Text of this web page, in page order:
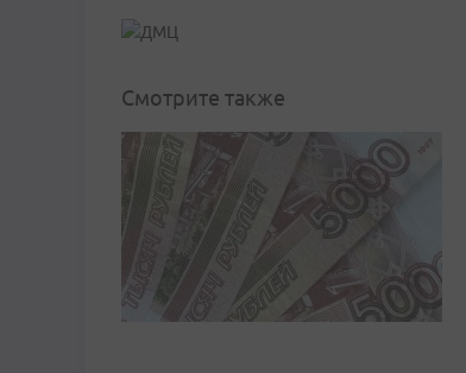
Смотрите также